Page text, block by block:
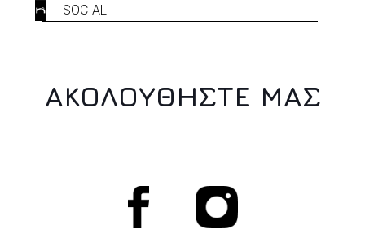
SOCIAL
ΑΚΟΛΟΥΘΗΣΤΕ ΜΑΣ